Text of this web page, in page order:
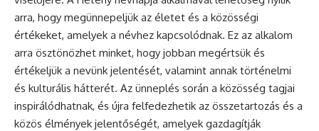
arra, hogy megünnepeljük az életet és a közösségi
értékeket, amelyek a névhez kapcsolódnak. Ez az alkalom
arra ösztönözhet minket, hogy jobban megértsük és
értékeljük a nevünk jelentését, valamint annak történelmi
és kulturális hátterét. Az ünneplés során a közösség tagjai
inspirálódhatnak, és újra felfedezhetik az összetartozás és a
közös élmények jelentőségét, amelyek gazdagítják